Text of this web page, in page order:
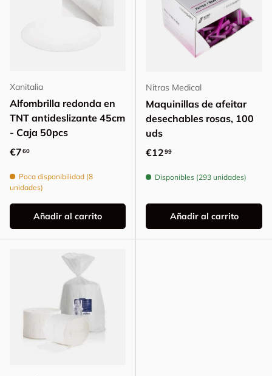
Xanitalia
Alfombrilla redonda en
TNT antideslizante 45cm
- Caja 50pcs
Precio normal
€760
Poca disponibilidad (8
unidades)
Añadir al carrito
Nitras Medical
Maquinillas de afeitar
desechables rosas, 100
uds
Precio normal
€1299
Disponibles (293 unidades)
Añadir al carrito